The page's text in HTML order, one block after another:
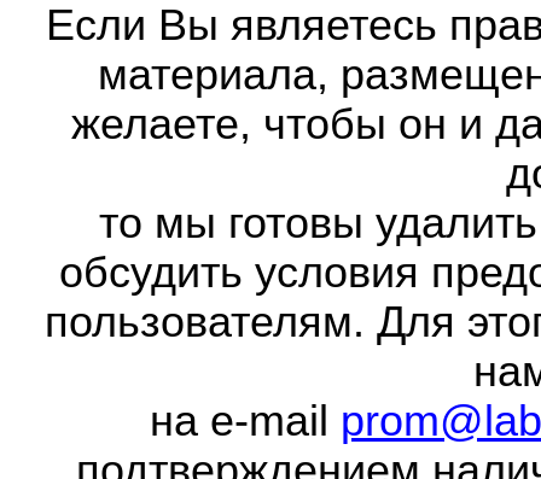
Если Вы являетесь
материала,
желаете, чтобы он и
то мы готовы
обсудить условия
пользователям. Для
на e-mail